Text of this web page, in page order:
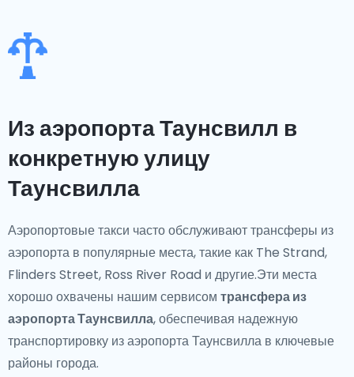
Из аэропорта Таунсвилл в
конкретную улицу
Таунсвилла
Аэропортовые такси часто обслуживают трансферы из
аэропорта в популярные места, такие как The Strand,
Flinders Street, Ross River Road и другие.Эти места
хорошо охвачены нашим сервисом трансфера из
аэропорта Таунсвилла, обеспечивая надежную
транспортировку из аэропорта Таунсвилла в ключевые
районы города.